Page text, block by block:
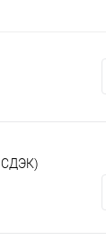
СДЭК)